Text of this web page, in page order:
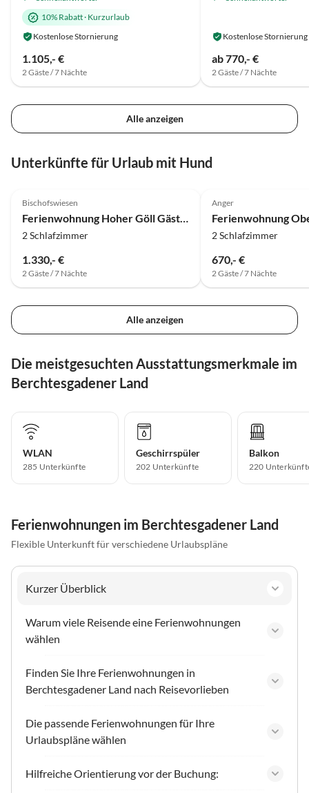
10% Rabatt· Kurzurlaub
Kostenlose Stornierung
1.105,- €
2 Gäste / 7 Nächte
Kostenlose Stornierung
ab 770,- €
2 Gäste / 7 Nächte
Alle anzeigen
Unterkünfte für Urlaub mit Hund
Bischofswiesen
Ferienwohnung Hoher Göll Gästehaus Göllblick e. K.
2 Schlafzimmer
1.330,- €
2 Gäste / 7 Nächte
Anger
Ferienwohnung
2 Schlafzimmer
670,- €
2 Gäste / 7 Nächte
Alle anzeigen
Die meistgesuchten Ausstattungsmerkmale im
Berchtesgadener Land
WLAN
285 Unterkünfte
Geschirrspüler
202 Unterkünfte
Balkon
220
Ferienwohnungen im Berchtesgadener Land
Flexible Unterkunft für verschiedene Urlaubspläne
Kurzer Überblick
Warum viele Reisende eine Ferienwohnungen
wählen
Finden Sie Ihre Ferienwohnungen in
Berchtesgadener Land nach Reisevorlieben
Die passende Ferienwohnungen für Ihre
Urlaubspläne wählen
Hilfreiche Orientierung vor der Buchung: